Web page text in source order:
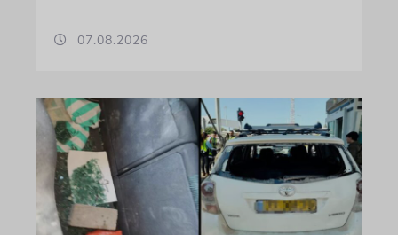
07.08.2026